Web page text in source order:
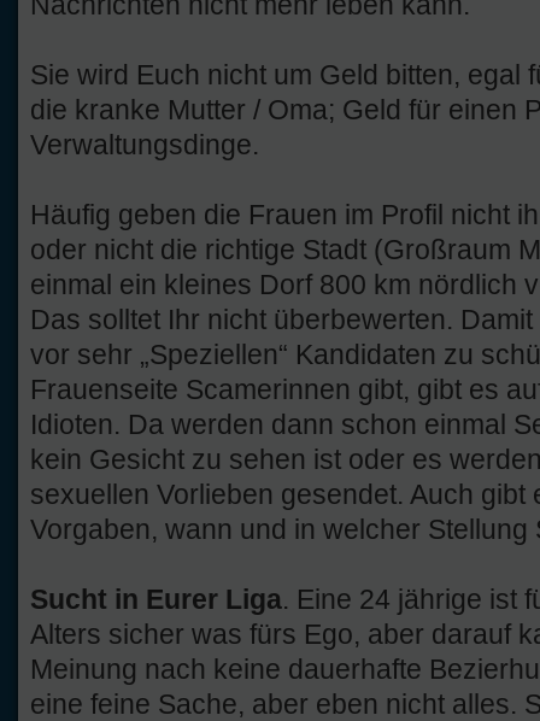
Sie wird Euch nicht um Geld bitten, egal
die kranke Mutter / Oma; Geld für einen
Verwaltungsdinge.
Häufig geben die Frauen im Profil nicht
oder nicht die richtige Stadt (Großraum
einmal ein kleines Dorf 800 km nördlich
Das solltet Ihr nicht überbewerten.
vor sehr „Speziellen“ Kandidaten zu
Frauenseite Scamerinnen gibt, gibt es
Idioten. Da werden dann schon einmal
kein Gesicht zu sehen ist oder es
sexuellen Vorlieben gesendet. Auch gibt
Vorgaben, wann und in welcher Stellung
Sucht in Eurer Liga. Eine 24 jährige ist
Alters sicher was fürs Ego, aber darauf
Meinung nach keine dauerhafte
eine feine Sache, aber eben nicht alles.